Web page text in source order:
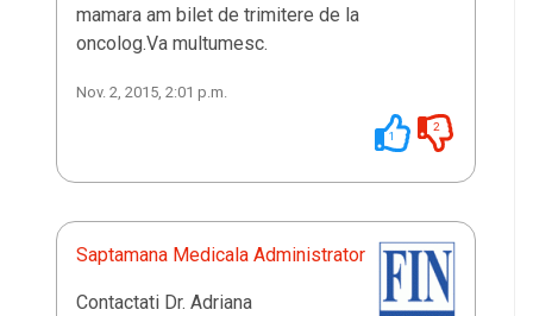
mamara am bilet de trimitere de la
oncolog.Va multumesc.
Nov. 2, 2015, 2:01 p.m.
1
2
Saptamana Medicala Administrator
Contactati Dr. Adriana